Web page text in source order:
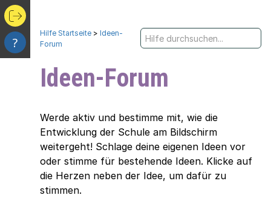
?
Hilfe Startseite > Ideen-
Forum
Ideen-Forum
Werde aktiv und bestimme mit, wie die
Entwicklung der Schule am Bildschirm
weitergeht! Schlage deine eigenen Ideen vor
oder stimme für bestehende Ideen. Klicke auf
die Herzen neben der Idee, um dafür zu
stimmen.